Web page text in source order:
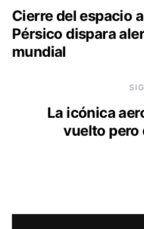
Cierre del espacio
Pérsico dispara
mundial
La icónica
vuelto pero